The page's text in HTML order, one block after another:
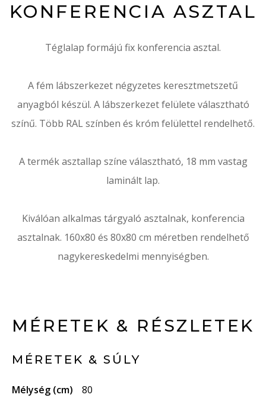
KONFERENCIA ASZTAL
Téglalap formájú fix konferencia asztal.
A fém lábszerkezet négyzetes keresztmetszetű
anyagból készül. A lábszerkezet felülete választható
színű. Több RAL színben és króm felülettel rendelhető.
A termék asztallap színe választható, 18 mm vastag
laminált lap.
Kiválóan alkalmas tárgyaló asztalnak, konferencia
asztalnak. 160x80 és 80x80 cm méretben rendelhető
nagykereskedelmi mennyiségben.
MÉRETEK & RÉSZLETEK
MÉRETEK & SÚLY
Mélység (cm) 80